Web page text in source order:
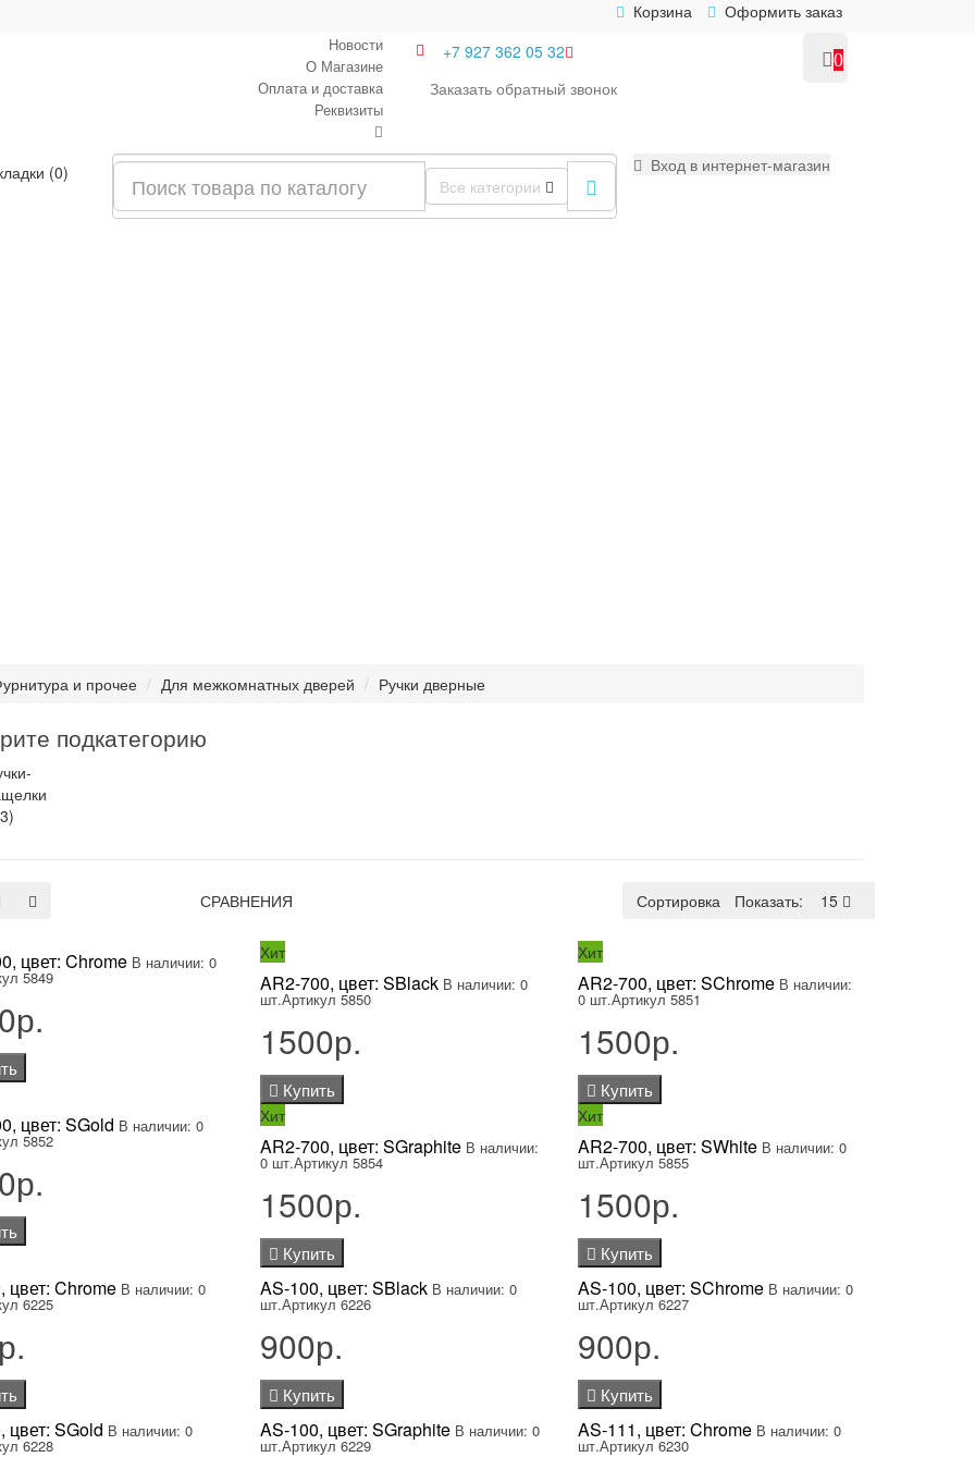
Корзина Оформить заказ
Новости
О Магазине
Оплата и доставка
Реквизиты
+7 927 362 05 32
Заказать обратный звонок
0
(0)
Все категории
Вход в интернет-магазин
и прочее Для межкомнатных дверей Ручки дверные
подкатегорию
СРАВНЕНИЯ Показать: 15
Сортировка: По умолчанию
цвет: Chrome В наличии: 0
5849
Хит
AR2-700, цвет: SBlack В наличии: 0
шт.Артикул 5850
1500р.
Купить
Хит
AR2-700, цвет: SChrome В наличии:
0 шт.Артикул 5851
1500р.
Купить
цвет: SGold В наличии: 0
5852
Хит
AR2-700, цвет: SGraphite В наличии:
0 шт.Артикул 5854
1500р.
Купить
Хит
AR2-700, цвет: SWhite В наличии: 0
шт.Артикул 5855
1500р.
Купить
цвет: Chrome В наличии: 0
6225
AS-100, цвет: SBlack В наличии: 0
шт.Артикул 6226
900р.
Купить
AS-100, цвет: SChrome В наличии: 0
шт.Артикул 6227
900р.
Купить
цвет: SGold В наличии: 0
6228
AS-100, цвет: SGraphite В наличии: 0
шт.Артикул 6229
AS-111, цвет: Chrome В наличии: 0
шт.Артикул 6230